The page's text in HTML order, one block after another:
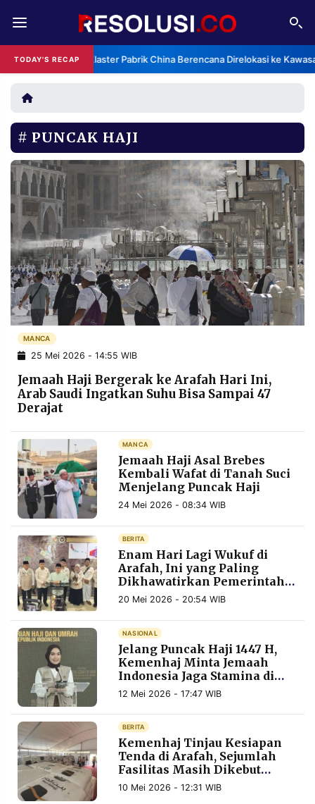
TODAY'S RECAP Klaster Pabrik China Berencana Direlokasi ke
REDAKSI TENTANG
RESOLUSI IKLAN
RUBRIKASI
EDITORIAL AKSARA
FINANSIA PERSONA
DAERAH NASIONAL
MANCA SPORT
INFORMASI
PRIVACY
POLICY
BERITA
WARGA
INFORMASI
IKLAN
KIRIM
PENGADUAN TERM
OF
IKUTI
KAMI
©
PT.
RESOLUSI
MEDIA
PRAMUDITA
©
Resolusi.co
-
2026
PT.
RESOLUSI
MEDIA
PRAMUDITA
PUNCAK HAJI
MANCA
25 Mei 2026 - 14:55 WIB
Jemaah Haji Bergerak ke Arafah Hari Ini,
Arab Saudi Ingatkan Suhu Bisa Sampai 47
Derajat
MANCA
Jemaah Haji Asal Brebes
Kembali Wafat di Tanah Suci
Menjelang Puncak Haji
24 Mei 2026 - 08:34 WIB
BERITA
Enam Hari Lagi Wukuf di
Arafah, Ini yang Paling
Dikhawatirkan Pemerintah
soal Puncak Haji
20 Mei 2026 - 20:54 WIB
NASIONAL
Jelang Puncak Haji 1447 H,
Kemenhaj Minta Jemaah
Indonesia Jaga Stamina di
Tengah Suhu 42 Derajat
12 Mei 2026 - 17:47 WIB
BERITA
Kemenhaj Tinjau Kesiapan
Tenda di Arafah, Sejumlah
Fasilitas Masih Dikebut
Jelang Puncak Haji 2026
10 Mei 2026 - 12:31 WIB